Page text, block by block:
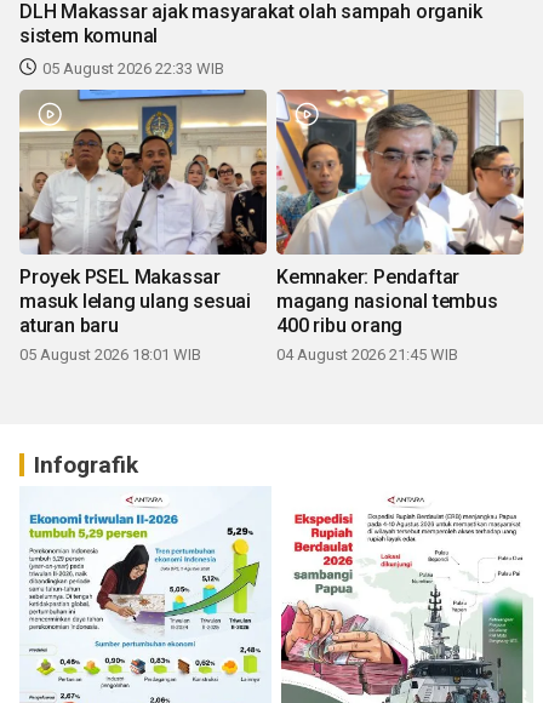
DLH Makassar ajak masyarakat olah sampah organik
sistem komunal
05 August 2026 22:33 WIB
Proyek PSEL Makassar
masuk lelang ulang sesuai
aturan baru
05 August 2026 18:01 WIB
Kemnaker: Pendaftar
magang nasional tembus
400 ribu orang
04 August 2026 21:45 WIB
Infografik